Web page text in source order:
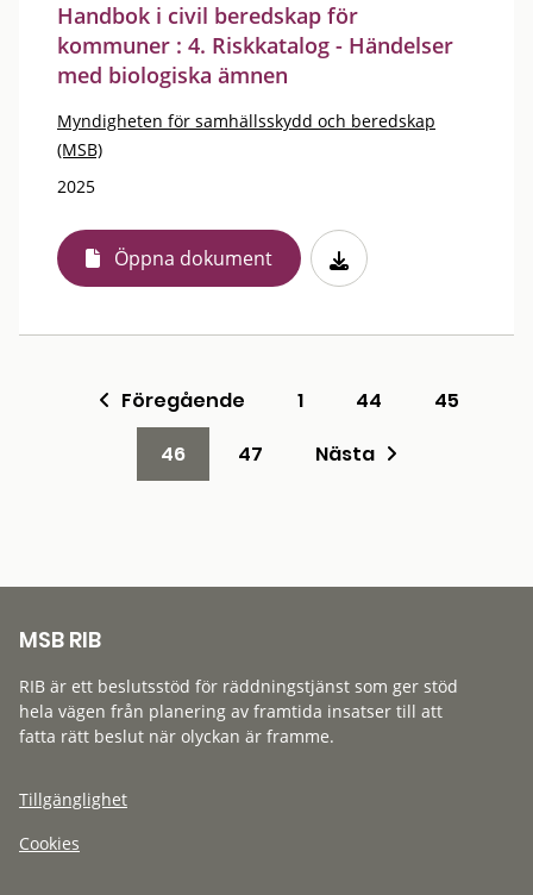
Handbok i civil beredskap för
kommuner : 4. Riskkatalog - Händelser
med biologiska ämnen
Myndigheten för samhällsskydd och beredskap
(MSB)
2025
Öppna dokument
Föregående 1 44
45
46
47 Nästa
MSB RIB
RIB är ett beslutsstöd för räddningstjänst som ger stöd
hela vägen från planering av framtida insatser till att
fatta rätt beslut när olyckan är framme.
Tillgänglighet
Cookies